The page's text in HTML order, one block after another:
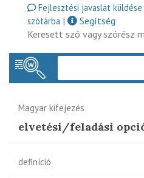
Fejlesztési javaslat küldése
szótárba |
Segítség
Keresett szó vagy szórész
Magyar kifejezés
elvetési/feladási
definíció